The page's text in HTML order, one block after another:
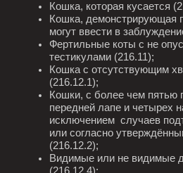
Кошка, которая кусается
Кошка, демонстрирующая
могут ввести в
Фертильные коты с не
тестикулами (216.11);
Кошка с отсутствующим
(216.12.1);
Кошки, с более чем пятью
передней лапе и четырех
исключением случаев
или согласно
(216.12.2);
Видимые или не видимые